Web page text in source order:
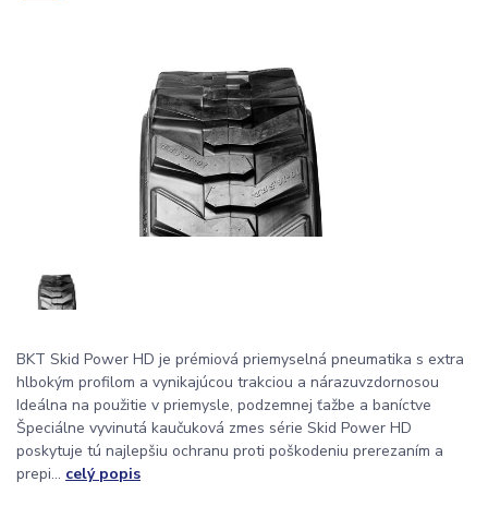
BKT Skid Power HD je prémiová priemyselná pneumatika s extra
hlbokým profilom a vynikajúcou trakciou a nárazuvzdornosou
Ideálna na použitie v priemysle, podzemnej ťažbe a baníctve
Špeciálne vyvinutá kaučuková zmes série Skid Power HD
poskytuje tú najlepšiu ochranu proti poškodeniu prerezaním a
prepi... celý popis